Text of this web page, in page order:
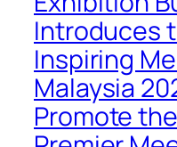
Introduces
Inspiring
Malaysia
Promote